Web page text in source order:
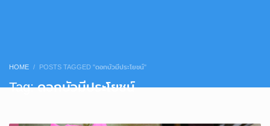
HOME POSTS TAGGED "ดอกบัวมีประโยชน์"
Tag: ดอกบัวมีประโยชน์